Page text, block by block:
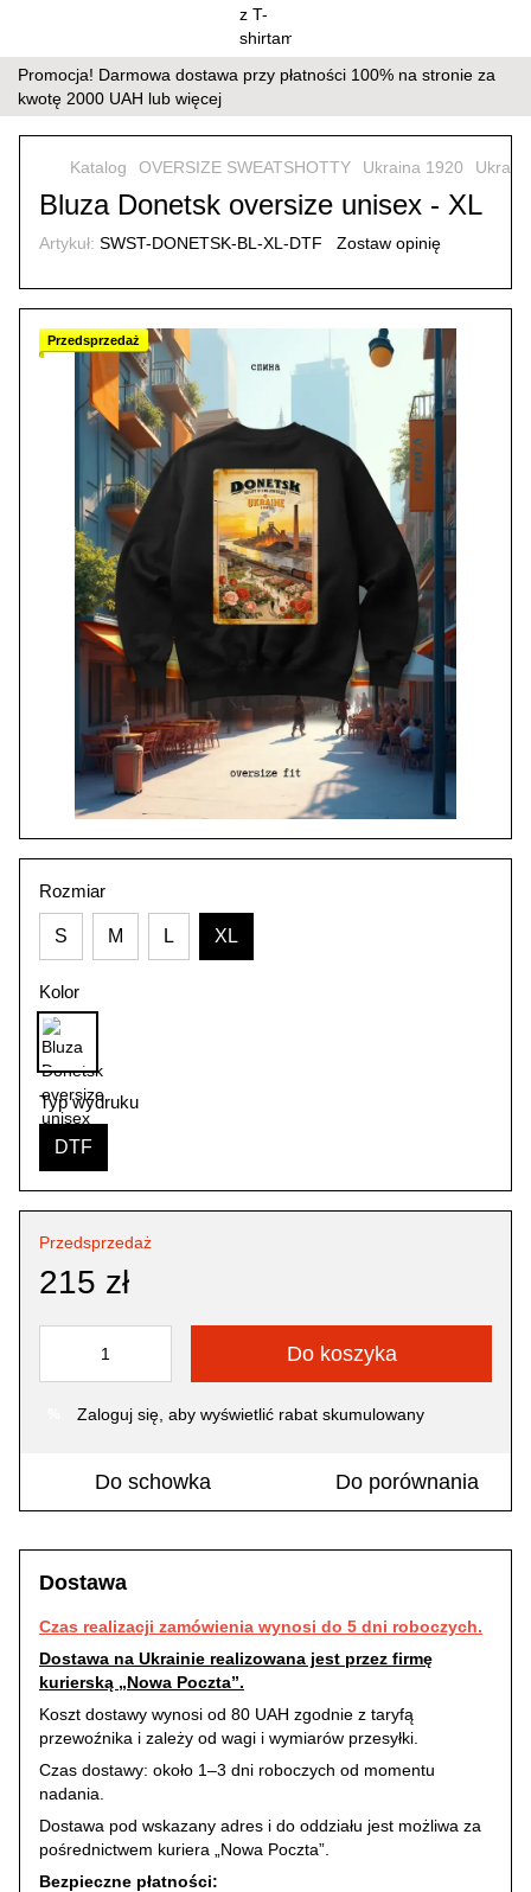
Promocja! Darmowa dostawa przy płatności 100% na stronie za
kwotę 2000 UAH lub więcej
Katalog OVERSIZE SWEATSHOTTY Ukraina 1920
Bluza Donetsk oversize unisex - XL
Artykuł: SWST-DONETSK-BL-XL-DTF Zostaw opinię
Przedsprzedaż
Rozmiar
S M L XL
Kolor
Typ wydruku
DTF
Przedsprzedaż
215 zł
Do koszyka
Zaloguj się , aby wyświetlić rabat skumulowany
Do schowka Do porównania
Dostawa
Czas realizacji zamówienia wynosi do 5 dni roboczych.
Dostawa na Ukrainie realizowana jest przez firmę
kurierską „Nowa Poczta”.
Koszt dostawy wynosi od 80 UAH zgodnie z taryfą
przewoźnika i zależy od wagi i wymiarów przesyłki.
Czas dostawy: około 1–3 dni roboczych od momentu
nadania.
Dostawa pod wskazany adres i do oddziału jest możliwa za
pośrednictwem kuriera „Nowa Poczta”.
Bezpieczne płatności: